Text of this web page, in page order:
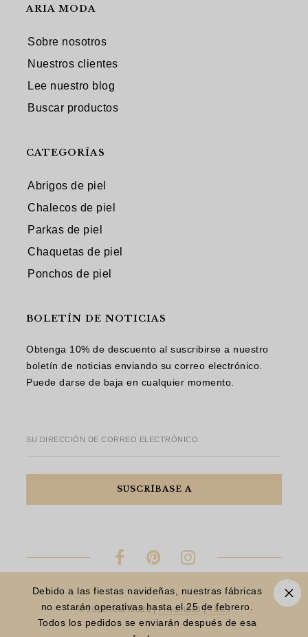
Debido a las fiestas navideñas, nuestras fábricas
no estarán operativas hasta el 25 de febrero.
Todos los pedidos se enviarán después de esa
ARIA MODA
Sobre nosotros
Nuestros clientes
Lee nuestro blog
Buscar productos
CATEGORÍAS
Abrigos de piel
Chalecos de piel
Parkas de piel
Chaquetas de piel
Ponchos de piel
BOLETÍN DE NOTICIAS
Obtenga 10% de descuento al suscribirse a nuestro
boletín de noticias enviando su correo electrónico.
Puede darse de baja en cualquier momento.
SU DIRECCIÓN DE CORREO ELECTRÓNICO
© 2023 Aria Moda |Privacidad|T&Cs